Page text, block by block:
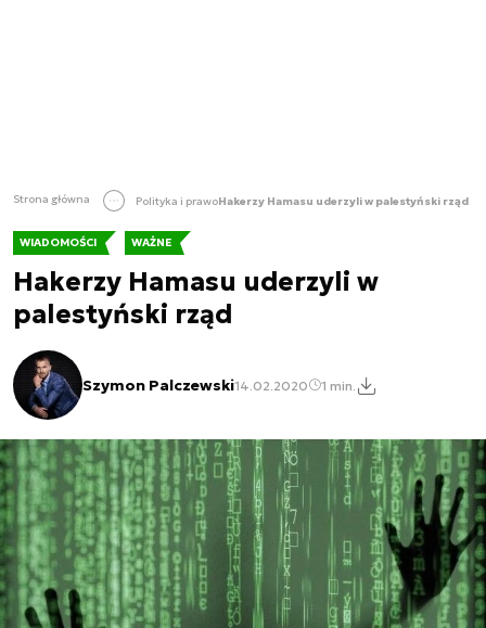
Strona główna Polityka i prawoHakerzy Hamasu uderzyli w palestyński rząd
WIADOMOŚCI WAŻNE
Hakerzy Hamasu uderzyli w
palestyński rząd
Szymon Palczewski14.02.2020 1 min.